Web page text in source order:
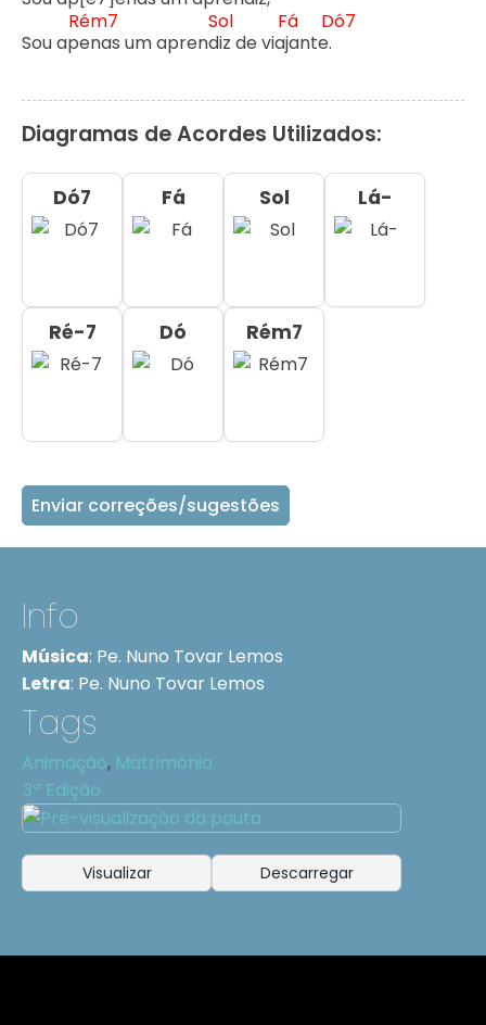
Sou ap
Rém7
enas um aprend
Sol
iz de viaj
Fá
ante.
Dó7
Diagramas de Acordes Utilizados:
Dó7 Fá Sol Lá-
Ré-7 Dó Rém7
Enviar correções/sugestões
Info
Música: Pe. Nuno Tovar Lemos
Letra: Pe. Nuno Tovar Lemos
Tags
Animação, Matrimónio
3ª Edição
Visualizar Descarregar